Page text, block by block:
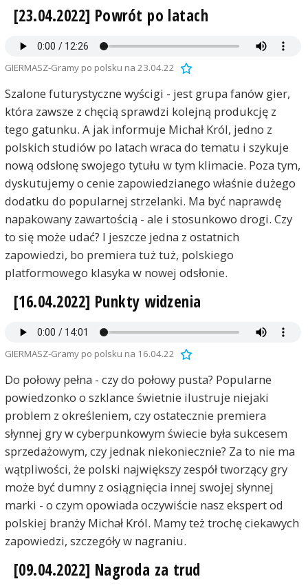
[23.04.2022] Powrót po latach
GIERMASZ-Gramy po polsku na 23.04.22
Szalone futurystyczne wyścigi - jest grupa fanów gier,
która zawsze z chęcią sprawdzi kolejną produkcję z
tego gatunku. A jak informuje Michał Król, jedno z
polskich studiów po latach wraca do tematu i szykuje
nową odsłonę swojego tytułu w tym klimacie. Poza tym,
dyskutujemy o cenie zapowiedzianego właśnie dużego
dodatku do popularnej strzelanki. Ma być naprawdę
napakowany zawartością - ale i stosunkowo drogi. Czy
to się może udać? I jeszcze jedna z ostatnich
zapowiedzi, bo premiera tuż tuż, polskiego
platformowego klasyka w nowej odsłonie.
[16.04.2022] Punkty widzenia
GIERMASZ-Gramy po polsku na 16.04.22
Do połowy pełna - czy do połowy pusta? Popularne
powiedzonko o szklance świetnie ilustruje niejaki
problem z określeniem, czy ostatecznie premiera
słynnej gry w cyberpunkowym świecie była sukcesem
sprzedażowym, czy jednak niekoniecznie? Za to nie ma
wątpliwości, że polski największy zespół tworzący gry
może być dumny z osiągnięcia innej swojej słynnej
marki - o czym opowiada oczywiście nasz ekspert od
polskiej branży Michał Król. Mamy też trochę ciekawych
zapowiedzi, szczegóły w nagraniu.
[09.04.2022] Nagroda za trud